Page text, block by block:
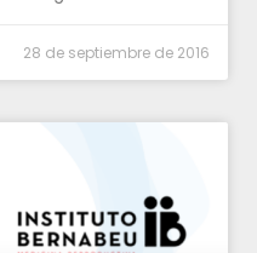
28 de septiembre de 2016